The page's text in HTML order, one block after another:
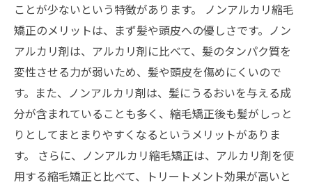
ことが少ないという特徴があります。 ノンアルカリ縮毛
矯正のメリットは、まず髪や頭皮への優しさです。ノン
アルカリ剤は、アルカリ剤に比べて、髪のタンパク質を
変性させる力が弱いため、髪や頭皮を傷めにくいので
す。また、ノンアルカリ剤は、髪にうるおいを与える成
分が含まれていることも多く、縮毛矯正後も髪がしっと
りとしてまとまりやすくなるというメリットがありま
す。 さらに、ノンアルカリ縮毛矯正は、アルカリ剤を使
用する縮毛矯正と比べて、トリートメント効果が高いと